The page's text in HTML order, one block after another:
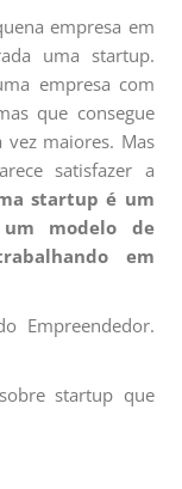
empresa em
uma startup.
empresa com
que consegue
vez maiores. Mas
satisfazer a
startup é um
modelo de
em
Empreendedor.
startup que